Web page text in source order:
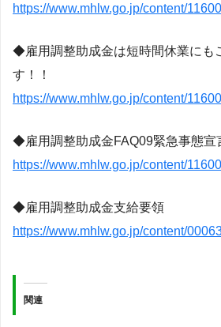
https://www.mhlw.go.jp/content/
◆雇用調整助成金は短時間休業にも
す！！
https://www.mhlw.go.jp/content/
◆雇用調整助成金FAQ09緊急事態宣
https://www.mhlw.go.jp/content/
◆雇用調整助成金支給要領
https://www.mhlw.go.jp/content/
関連